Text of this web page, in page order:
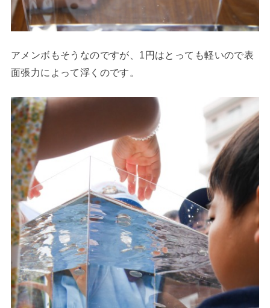
アメンボもそうなのですが、1円はとっても軽いので表
面張力によって浮くのです。